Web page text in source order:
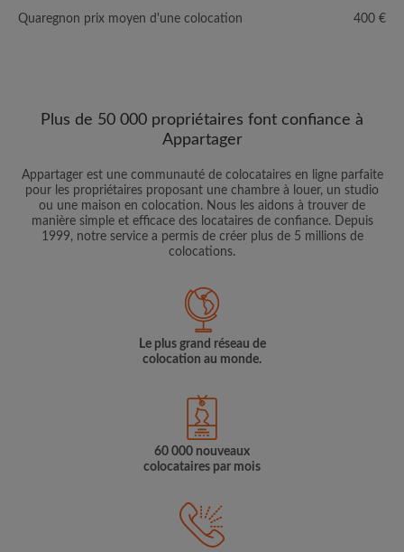
Quaregnon prix moyen d'une colocation 400 €
Plus de 50 000 propriétaires font confiance à
Appartager
Appartager est une communauté de colocataires en ligne parfaite
pour les propriétaires proposant une chambre à louer, un studio
ou une maison en colocation. Nous les aidons à trouver de
manière simple et efficace des locataires de confiance. Depuis
1999, notre service a permis de créer plus de 5 millions de
colocations.
Le plus grand réseau de
colocation au monde.
60 000 nouveaux
colocataires par mois